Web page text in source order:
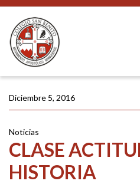
Diciembre 5, 2016
Noticias
CLASE
HISTORIA